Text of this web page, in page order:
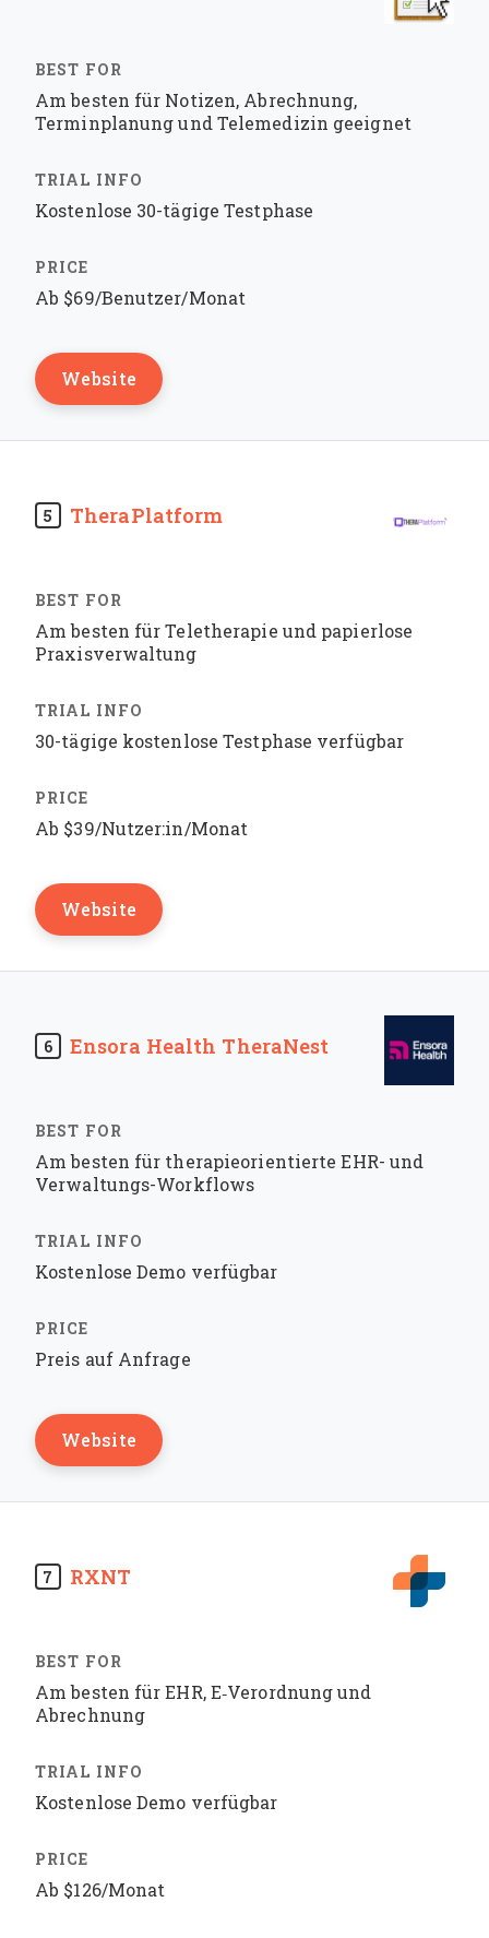
Am besten für Notizen, Abrechnung,
Terminplanung und Telemedizin geeignet
Kostenlose 30-tägige Testphase
Ab $69/Benutzer/Monat
Website
5 TheraPlatform
Am besten für Teletherapie und papierlose
Praxisverwaltung
30-tägige kostenlose Testphase verfügbar
Ab $39/Nutzer:in/Monat
Website
6 Ensora Health TheraNest
Am besten für therapieorientierte EHR- und
Verwaltungs-Workflows
Kostenlose Demo verfügbar
Preis auf Anfrage
Website
7 RXNT
Am besten für EHR, E‑Verordnung und
Abrechnung
Kostenlose Demo verfügbar
Ab $126/Monat